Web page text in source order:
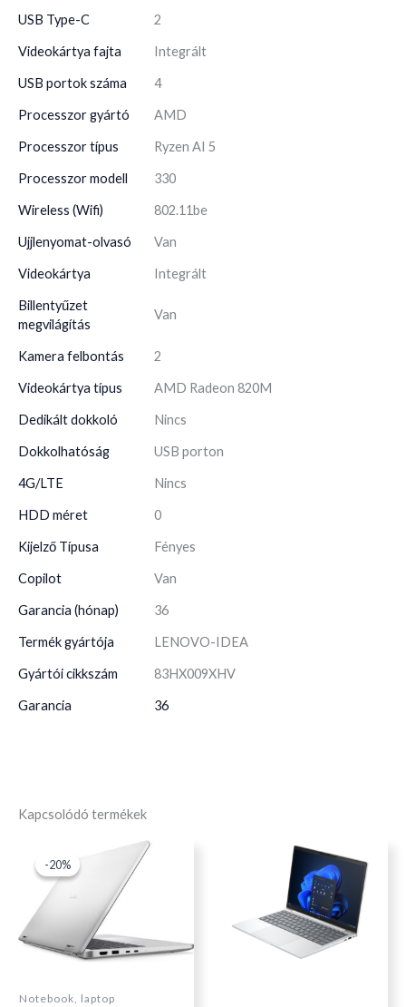
USB Type-C 2
Videokártya fajta Integrált
USB portok száma 4
Processzor gyártó AMD
Processzor típus Ryzen AI 5
Processzor modell 330
Wireless (Wifi) 802.11be
Ujjlenyomat-olvasó Van
Videokártya Integrált
Billentyűzet
megvilágítás
Van
Kamera felbontás 2
Videokártya típus AMD Radeon 820M
Dedikált dokkoló Nincs
Dokkolhatóság USB porton
4G/LTE Nincs
HDD méret 0
Kijelző Típusa Fényes
Copilot Van
Garancia (hónap) 36
Termék gyártója LENOVO-IDEA
Gyártói cikkszám 83HX009XHV
Garancia 36
Kapcsolódó termékek
-20%
-20%
Notebook, laptop
Original
price
Current
price